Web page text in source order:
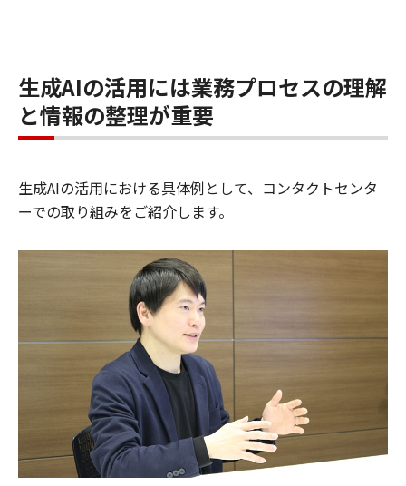
生成AIの活用には業務プロセスの理解
と情報の整理が重要
生成AIの活用における具体例として、コンタクトセンタ
ーでの取り組みをご紹介します。